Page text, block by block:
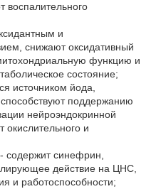
воспалительного
и
снижают оксидативный
функцию и
состояние;
источником йода,
поддержанию
нейроэндокринной
окислительного и
содержит синефрин,
действие на ЦНС,
и работоспособности;